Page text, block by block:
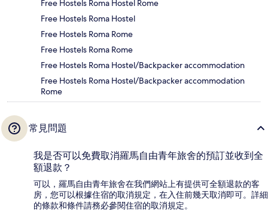
Free Hostels Roma Hostel Rome
Free Hostels Roma Hostel
Free Hostels Roma Rome
Free Hostels Roma Rome
Free Hostels Roma Hostel/Backpacker accommodation
Free Hostels Roma Hostel/Backpacker accommodation
Rome
常見問題
我是否可以免費取消羅馬自由青年旅舍的預訂並收到全
額退款？
可以，羅馬自由青年旅舍在我們網站上有提供可全額退款的客
房，您可以根據住宿的取消規定，在入住前幾天取消即可。詳細
的條款和條件請務必參閱住宿的取消規定。